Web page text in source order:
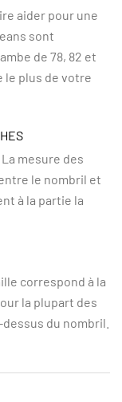
aider pour une
sont
de 78, 82 et
le plus de votre
mesure des
le nombril et
à la partie la
correspond à la
la plupart des
du nombril.